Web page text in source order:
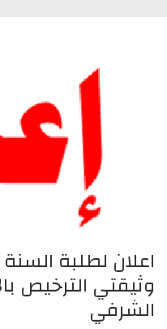
اعلان لطلبة
وثيقتي الترخيص
الشرفي